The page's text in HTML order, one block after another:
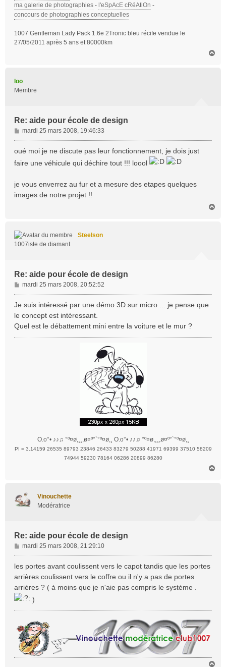
ma galerie de photographies - l'eSpAcE cRéAtiOn -
concours de photographies conceptuelles
1007 Gentleman Lady Pack 1.6e 2Tronic bleu récife vendue le
27/05/2011 après 5 ans et 80000km
loo
Membre
Re: aide pour école de design
M
e
s
a
e
mardi 25 mars 2008, 19:46:33
oué moi je ne discute pas leur fonctionnement, je dois just
faire une véhicule qui déchire tout !!! loool
je vous enverrez au fur et a mesure des etapes quelques
images de notre projet !!
Steelson
1007iste de diamant
Re: aide pour école de design
M
e
s
g
e
mardi 25 mars 2008, 20:52:52
Je suis intéressé par une démo 3D sur micro ... je pense que
le concept est intéressant.
Quel est le débattement mini entre la voiture et le mur ?
O.o°• ♪♪♫ °º¤ø,¸¸,ø¤º°`°º¤ø,¸ O.o°• ♪♪♫ °º¤ø,¸¸,ø¤º°`°º¤ø,¸
PI = 3.14159 26535 89793 23846 26433 83279 50288 41971 69399 37510 58209
74944 59230 78164 06286 20899 86280
Vinouchette
Modératrice
Re: aide pour école de design
M
e
s
g
e
mardi 25 mars 2008, 21:29:10
les portes avant coulissent vers le capot tandis que les portes
arrières coulissent vers le coffre ou il n'y a pas de portes
arrières ? ( à moins que je n'aie pas compris le système .
)